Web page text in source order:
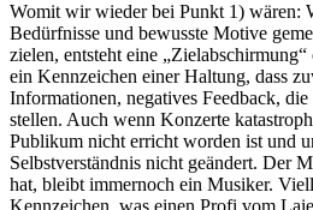
Womit wir wieder bei Punkt 1) wären:
Bedürfnisse und bewusste Motive
zielen, entsteht eine
ein Kennzeichen einer Haltung, dass
Informationen, negatives Feedback,
stellen. Auch wenn Konzerte
Publikum nicht erricht worden ist und
Selbstverständnis nicht geändert. Der
hat, bleibt immernoch ein Musiker.